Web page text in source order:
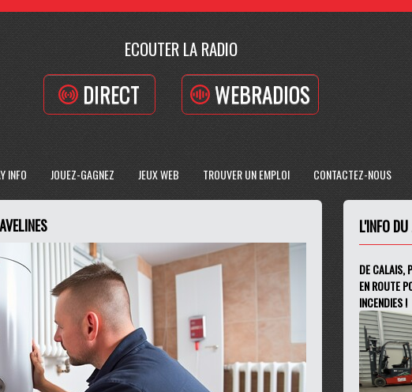
ECOUTER LA RADIO
DIRECT WEBRADIOS
INFO JOUEZ-GAGNEZ JEUX WEB TROUVER UN EMPLOI CONTACTEZ-NOUS
L'INFO
DE CALAIS,
EN ROUTE
INCENDIES !